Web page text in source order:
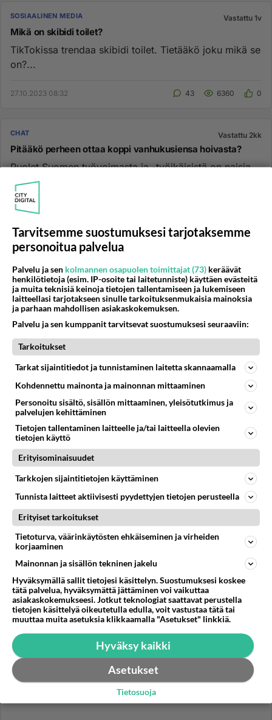
SOSIAALINEN MEDIA Vastattu 1v
Mikä on skibidi toilet?
TikTokissa trendaa skibidi toilet. Tietääkö joku mikä se
on?...
27.10.2023 08:32 43 6360 0
CHAT Vastattu 2kk
Pitääkö perheen ottaa koppi vanhukusiensa hoivasta?
Puolet Suomen työvoimasta ja -työikäisistä on naisia.
Kun naiset viimein on saatu koulutettua ja työelämään
hyödyttämään...
03.06.2026 05:05
YLEISTÄ SOMESTA
Kick alusta
Kick stiimaaja, jolla yli 10 000 seuraajaa, live lähetystä
katsoo 1000-2000 katselijaa ja kick maksaa
tuntipalkkaa sittu...
03.06.2026 10:02 0 <50
CHAT Vastattu 2kk
Saako kevätjuhlassa laulaa suvivirttä
Kyllä saa. Opetushallituksen linjauksen mukaan
Suvivirren laulaminen koulujen kevätjuhlissa on
sallittua, eikä sitä kats...
27.05.2026 07:32
YLEISTÄ SOMESTA Vastattu 2kk
irkin paras kannu
#pingisministerit.......
06.09.2004 09:41
Tarvitsemme suostumuksesi tarjotaksemme
personoitua palvelua
Palvelu ja sen kolmannen osapuolen toimittajat (73) keräävät
henkilötietoja (esim. IP-osoite tai laitetunniste) käyttäen evästeitä
ja muita teknisiä keinoja tietojen tallentamiseen ja lukemiseen
laitteellasi tarjotakseen sinulle tarkoituksenmukaisia mainoksia
ja parhaan mahdollisen asiakaskokemuksen.
Palvelu ja sen kumppanit tarvitsevat suostumuksesi seuraaviin:
Tarkoitukset
Tarkat sijaintitiedot ja tunnistaminen laitetta skannaamalla
Kohdennettu mainonta ja mainonnan mittaaminen
Personoitu sisältö, sisällön mittaaminen, yleisötutkimus ja
palvelujen kehittäminen
Tietojen tallentaminen laitteelle ja/tai laitteella olevien
tietojen käyttö
Erityisominaisuudet
Tarkkojen sijaintitietojen käyttäminen
Tunnista laitteet aktiivisesti pyydettyjen tietojen perusteella
Erityiset tarkoitukset
Tietoturva, väärinkäytösten ehkäiseminen ja virheiden
korjaaminen
Mainonnan ja sisällön tekninen jakelu
Hyväksymällä sallit tietojesi käsittelyn. Suostumuksesi koskee
tätä palvelua, hyväksymättä jättäminen voi vaikuttaa
asiakaskokemukseesi. Jotkut teknologiat saattavat perustella
tietojen käsittelyä oikeutetulla edulla, voit vastustaa tätä tai
muuttaa muita asetuksia klikkaamalla "Asetukset" linkkiä.
Hyväksy kaikki
Asetukset
Tietosuoja